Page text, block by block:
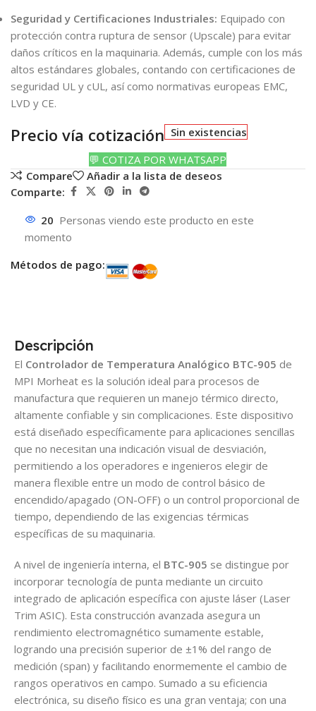
Seguridad y Certificaciones Industriales: Equipado con
protección contra ruptura de sensor (Upscale) para evitar
daños críticos en la maquinaria. Además, cumple con los más
altos estándares globales, contando con certificaciones de
seguridad UL y cUL, así como normativas europeas EMC,
LVD y CE.
Precio vía cotización Sin existencias
💬 COTIZA POR WHATSAPP
Compare
Añadir a la lista de deseos
Comparte:
20 Personas viendo este producto en este
momento
Métodos de pago:
Descripción
El Controlador de Temperatura Analógico BTC-905 de
MPI Morheat es la solución ideal para procesos de
manufactura que requieren un manejo térmico directo,
altamente confiable y sin complicaciones. Este dispositivo
está diseñado específicamente para aplicaciones sencillas
que no necesitan una indicación visual de desviación,
permitiendo a los operadores e ingenieros elegir de
manera flexible entre un modo de control básico de
encendido/apagado (ON-OFF) o un control proporcional de
tiempo, dependiendo de las exigencias térmicas
específicas de su maquinaria.
A nivel de ingeniería interna, el BTC-905 se distingue por
incorporar tecnología de punta mediante un circuito
integrado de aplicación específica con ajuste láser (Laser
Trim ASIC). Esta construcción avanzada asegura un
rendimiento electromagnético sumamente estable,
logrando una precisión superior de ±1% del rango de
medición (span) y facilitando enormemente el cambio de
rangos operativos en campo. Sumado a su eficiencia
electrónica, su diseño físico es una gran ventaja; con una